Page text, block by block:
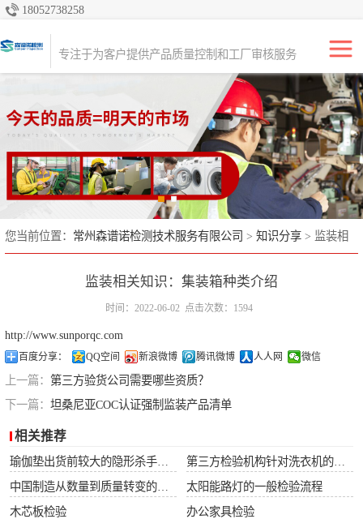
18052738258
提供质量控制、检验和咨询解决方案。
专注于为客户提供产品质量控制和工厂审核服务
您当前位置： 常州森谱诺检测技术服务有限公司 > 知识分享 > 监装相
关知识：集装箱种类介绍
监装相关知识：集装箱种类介绍
时间：2022-06-02 点击次数：1594
http://www.sunporqc.com
百度分享： QQ空间 新浪微博 腾讯微博 人人网 微信
上一篇： 第三方验货公司需要哪些资质？
下一篇： 坦桑尼亚COC认证强制监装产品清单
相关推荐
太阳能路灯的一般检验流程
木芯板检验
办公家具检验
产品检验
生产初期检验
生产中期检验
出货前检验（尾
期）
全检
工厂审核